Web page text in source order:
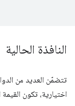
النافذة الحالية
تتضمّن العديد من
اختيارية، تكون القيمة